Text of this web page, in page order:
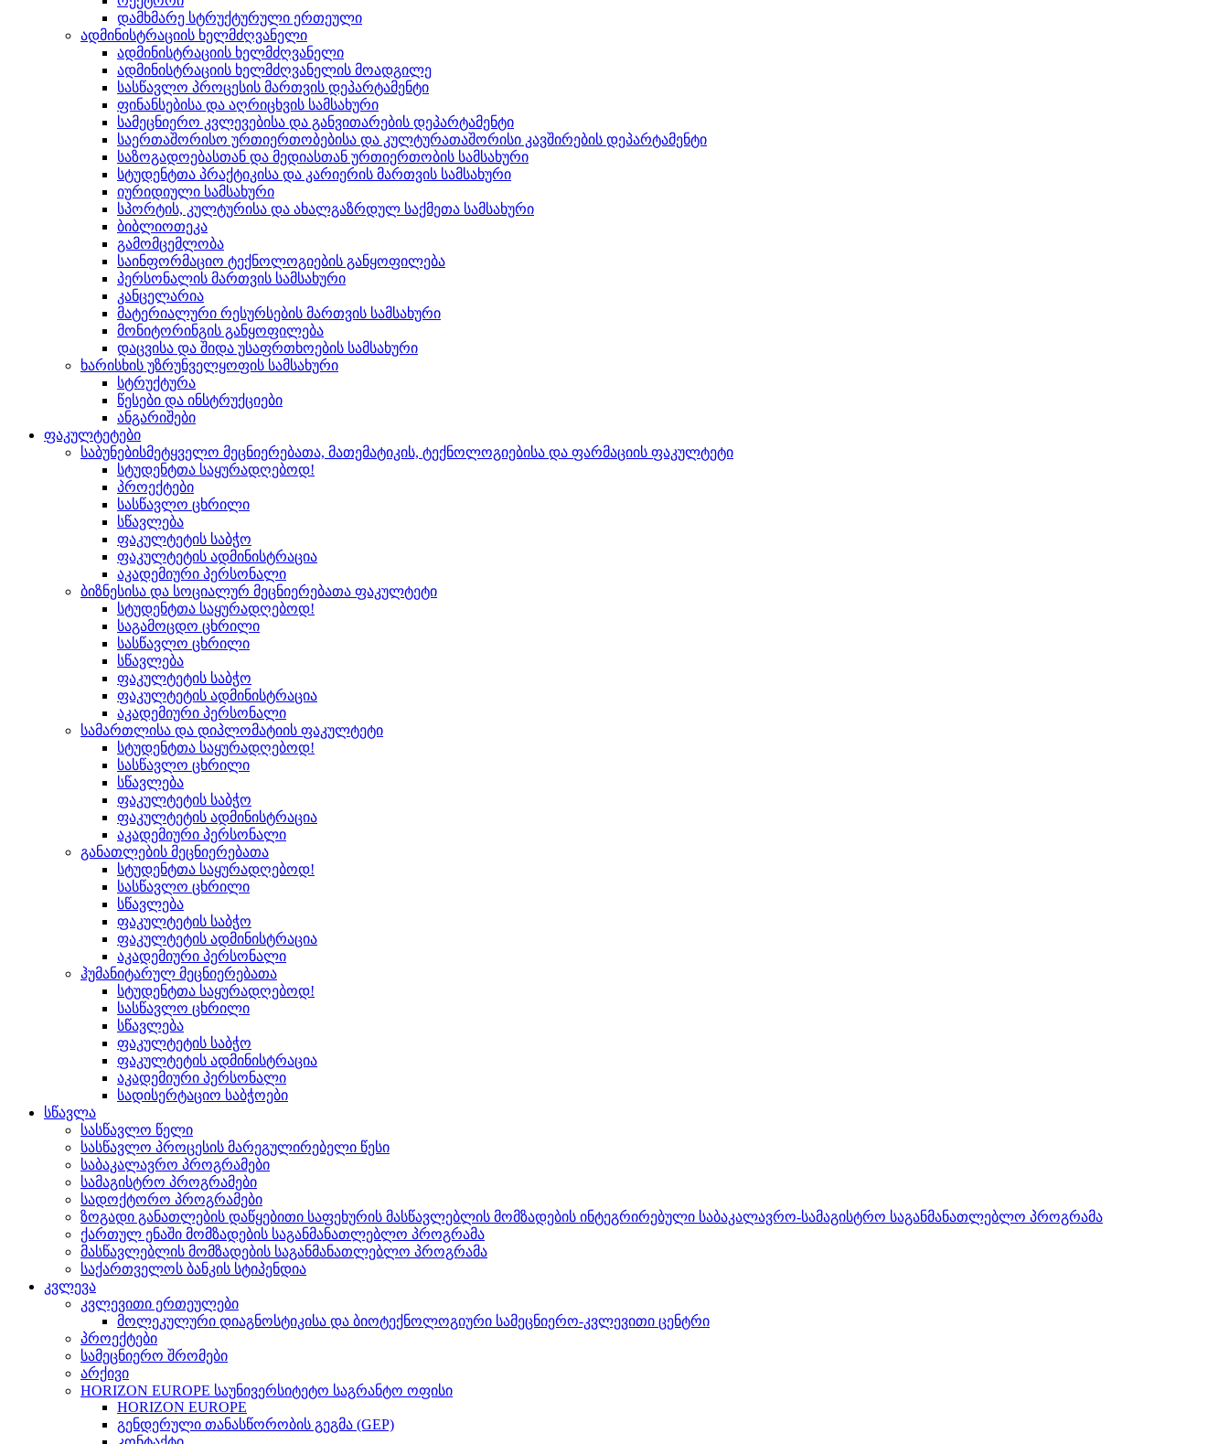
დამხმარე სტრუქტურული ერთეული
ადმინისტრაციის ხელმძღვანელი
ადმინისტრაციის ხელმძღვანელი
ადმინისტრაციის ხელმძღვანელის მოადგილე
სასწავლო პროცესის მართვის დეპარტამენტი
ფინანსებისა და აღრიცხვის სამსახური
სამეცნიერო კვლევებისა და განვითარების დეპარტამენტი
საერთაშორისო ურთიერთობებისა და კულტურათაშორისი კავშირების დეპარტამენტი
საზოგადოებასთან და მედიასთან ურთიერთობის სამსახური
სტუდენტთა პრაქტიკისა და კარიერის მართვის სამსახური
იურიდიული სამსახური
სპორტის, კულტურისა და ახალგაზრდულ საქმეთა სამსახური
ბიბლიოთეკა
გამომცემლობა
საინფორმაციო ტექნოლოგიების განყოფილება
პერსონალის მართვის სამსახური
კანცელარია
მატერიალური რესურსების მართვის სამსახური
მონიტორინგის განყოფილება
დაცვისა და შიდა უსაფრთხოების სამსახური
ხარისხის უზრუნველყოფის სამსახური
სტრუქტურა
წესები და ინსტრუქციები
ანგარიშები
ფაკულტეტები
საბუნებისმეტყველო მეცნიერებათა, მათემატიკის, ტექნოლოგიებისა და ფარმაციის ფაკულტეტი
სტუდენტთა საყურადღებოდ!
პროექტები
სასწავლო ცხრილი
სწავლება
ფაკულტეტის საბჭო
ფაკულტეტის ადმინისტრაცია
აკადემიური პერსონალი
ბიზნესისა და სოციალურ მეცნიერებათა ფაკულტეტი
სტუდენტთა საყურადღებოდ!
საგამოცდო ცხრილი
სასწავლო ცხრილი
სწავლება
ფაკულტეტის საბჭო
ფაკულტეტის ადმინისტრაცია
აკადემიური პერსონალი
სამართლისა და დიპლომატიის ფაკულტეტი
სტუდენტთა საყურადღებოდ!
სასწავლო ცხრილი
სწავლება
ფაკულტეტის საბჭო
ფაკულტეტის ადმინისტრაცია
აკადემიური პერსონალი
განათლების მეცნიერებათა
სტუდენტთა საყურადღებოდ!
სასწავლო ცხრილი
სწავლება
ფაკულტეტის საბჭო
ფაკულტეტის ადმინისტრაცია
აკადემიური პერსონალი
ჰუმანიტარულ მეცნიერებათა
სტუდენტთა საყურადღებოდ!
სასწავლო ცხრილი
სწავლება
ფაკულტეტის საბჭო
ფაკულტეტის ადმინისტრაცია
აკადემიური პერსონალი
სადისერტაციო საბჭოები
სწავლა
სასწავლო წელი
სასწავლო პროცესის მარეგულირებელი წესი
საბაკალავრო პროგრამები
სამაგისტრო პროგრამები
სადოქტორო პროგრამები
ზოგადი განათლების დაწყებითი საფეხურის მასწავლებლის მომზადების ინტეგრირებული საბაკალავრო-სამაგისტრო საგანმანათლებლო პროგრამა
ქართულ ენაში მომზადების საგანმანათლებლო პროგრამა
მასწავლებლის მომზადების საგანმანათლებლო პროგრამა
საქართველოს ბანკის სტიპენდია
კვლევა
კვლევითი ერთეულები
მოლეკულური დიაგნოსტიკისა და ბიოტექნოლოგიური სამეცნიერო-კვლევითი ცენტრი
პროექტები
სამეცნიერო შრომები
არქივი
HORIZON EUROPE საუნივერსიტეტო საგრანტო ოფისი
HORIZON EUROPE
გენდერული თანასწორობის გეგმა (GEP)